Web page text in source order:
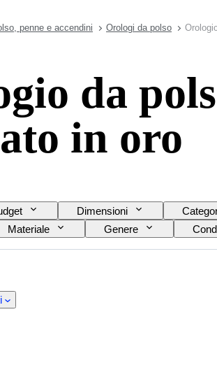
penne e accendini Orologi da polso
da
in oro
Dimensioni
Materiale Genere
dell’orologio
Lunghezza del